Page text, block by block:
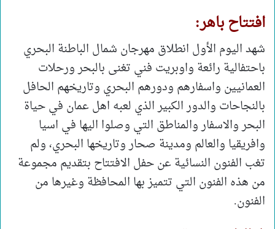
افتتاح باهر:
شهد اليوم الأول انطلاق مهرجان شمال الباطنة البحري
باحتفالية رائعة واوبريت فني تغنى بالبحر ورحلات
العمانيين واسفارهم ودورهم البحري وتاريخهم الحافل
بالنجاحات والدور الكبير الذي لعبه اهل عمان في حياة
البحر والاسفار والمناطق التي وصلوا اليها في اسيا
وافريقيا والعالم ومدينة صحار وتاريخها البحري، ولم
تغب الفنون النسائية عن حفل الافتتاح بتقديم مجموعة
من هذه الفنون التي تتميز بها المحافظة وغيرها من
الفنون.